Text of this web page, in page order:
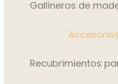
Gallineros de
Recubrimientos